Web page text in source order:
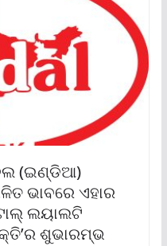
(ଇଣ୍ଡିଆ)
ଭାବରେ ଏହାର
ଲୟାଲଟି
ଶୁଭାରମ୍ଭ